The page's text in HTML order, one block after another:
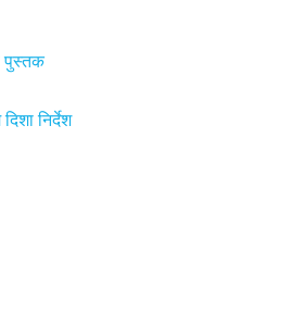
पुस्तक
निर्देश